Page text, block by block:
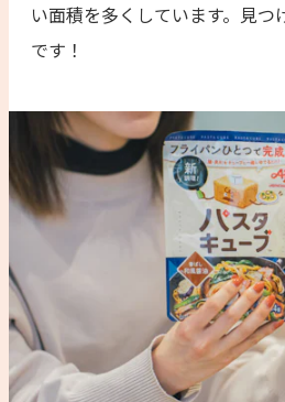
い面積を多くしています。見つ
です！